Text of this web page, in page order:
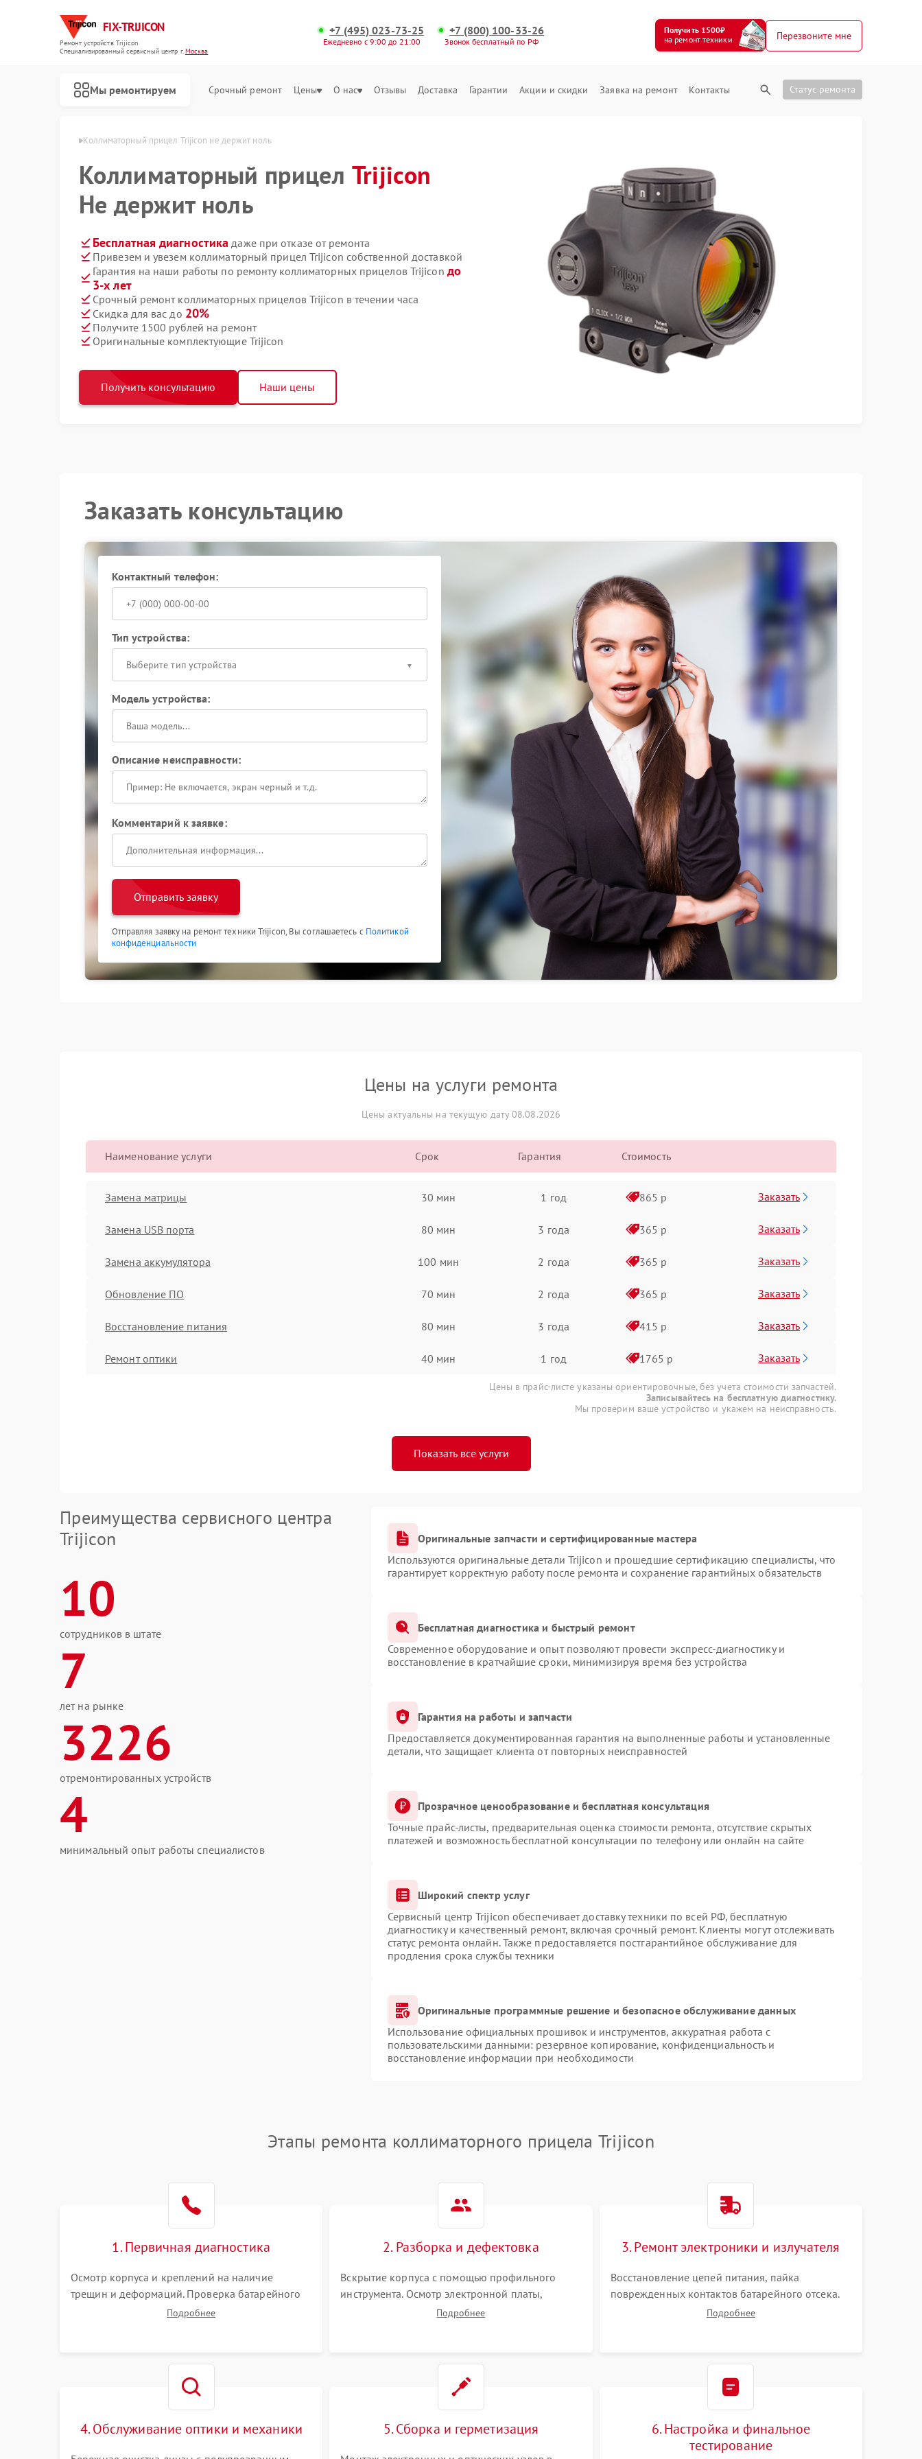
FIX-TRIJICON
Ремонт устройств Trijicon
Специализированный cервисный центр г.Москва
+7 (495) 023-73-25
Ежедневно с 9:00 до 21:00
+7 (800) 100-33-26
Звонок бесплатный по РФ
Получить 1500₽
на ремонт техники
Перезвоните мне
Мы ремонтируем Срочный ремонт Цены О нас Отзывы Доставка Гарантии Акции и скидки Заявка на ремонт Контакты Статус ремонта
Trijicon в Москве Коллиматорный прицел Trijicon не держит ноль
Коллиматорный прицел Trijicon
Не держит ноль
Бесплатная диагностика даже при отказе от ремонта
Привезем и увезем коллиматорный прицел Trijicon собственной доставкой
Гарантия на наши работы по ремонту коллиматорных прицелов Trijicon до
3-х лет
Срочный ремонт коллиматорных прицелов Trijicon в течении часа
Скидка для вас до 20%
Получите 1500 рублей на ремонт
Оригинальные комплектующие Trijicon
Получить консультацию Наши цены
Заказать консультацию
Контактный телефон:
Тип устройства:
Выберите тип устройства
Модель устройства:
Описание неисправности:
Комментарий к заявке:
Отправить заявку
Отправляя заявку на ремонт техники Trijicon, Вы соглашаетесь с Политикой
конфиденциальности
Цены на услуги ремонта
Цены актуальны на текущую дату 08.08.2026
Наименование услуги Срок Гарантия Стоимость
Замена матрицы 30 мин 1 год 865 р Заказать
Замена USB порта 80 мин 3 года 365 р Заказать
Замена аккумулятора 100 мин 2 года 365 р Заказать
Обновление ПО 70 мин 2 года 365 р Заказать
Восстановление питания 80 мин 3 года 415 р Заказать
Ремонт оптики 40 мин 1 год 1765 р Заказать
Цены в прайс-листе указаны ориентировочные, без учета стоимости запчастей.
Записывайтесь на бесплатную диагностику.
Мы проверим ваше устройство и укажем на неисправность.
Показать все услуги
Преимущества сервисного центра
Trijicon
10
сотрудников в штате
7
лет на рынке
3226
отремонтированных устройств
4
минимальный опыт работы специалистов
Оригинальные запчасти и сертифицированные мастера
Используются оригинальные детали Trijicon и прошедшие сертификацию специалисты, что
гарантирует корректную работу после ремонта и сохранение гарантийных обязательств
Бесплатная диагностика и быстрый ремонт
Современное оборудование и опыт позволяют провести экспресс-диагностику и
восстановление в кратчайшие сроки, минимизируя время без устройства
Гарантия на работы и запчасти
Предоставляется документированная гарантия на выполненные работы и установленные
детали, что защищает клиента от повторных неисправностей
Прозрачное ценообразование и бесплатная консультация
Точные прайс-листы, предварительная оценка стоимости ремонта, отсутствие скрытых
платежей и возможность бесплатной консультации по телефону или онлайн на сайте
Широкий спектр услуг
Сервисный центр Trijicon обеспечивает доставку техники по всей РФ, бесплатную
диагностику и качественный ремонт, включая срочный ремонт. Клиенты могут отслеживать
статус ремонта онлайн. Также предоставляется постгарантийное обслуживание для
продления срока службы техники
Оригинальные программные решение и безопасное обслуживание данных
Использование официальных прошивок и инструментов, аккуратная работа с
пользовательскими данными: резервное копирование, конфиденциальность и
восстановление информации при необходимости
Этапы ремонта коллиматорного прицела Trijicon
1. Первичная диагностика
Осмотр корпуса и креплений на наличие
трещин и деформаций. Проверка батарейного
отсека, контактов и работы излучателя. Оценка
Подробнее
2. Разборка и дефектовка
Вскрытие корпуса с помощью профильного
инструмента. Осмотр электронной платы,
светодиодного или лазерного излучателя, а
Подробнее
3. Ремонт электроники и излучателя
Восстановление цепей питания, пайка
поврежденных контактов батарейного отсека.
Замена вышедшего из строя светодиода или
Подробнее
4. Обслуживание оптики и механики 5. Сборка и герметизация
6. Настройка и финальное
тестирование